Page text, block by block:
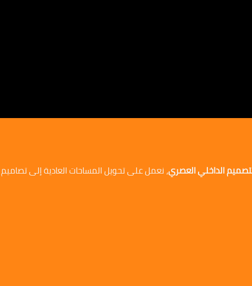
الداخلي العصري، نعمل على تحويل المساحات العادية إلى